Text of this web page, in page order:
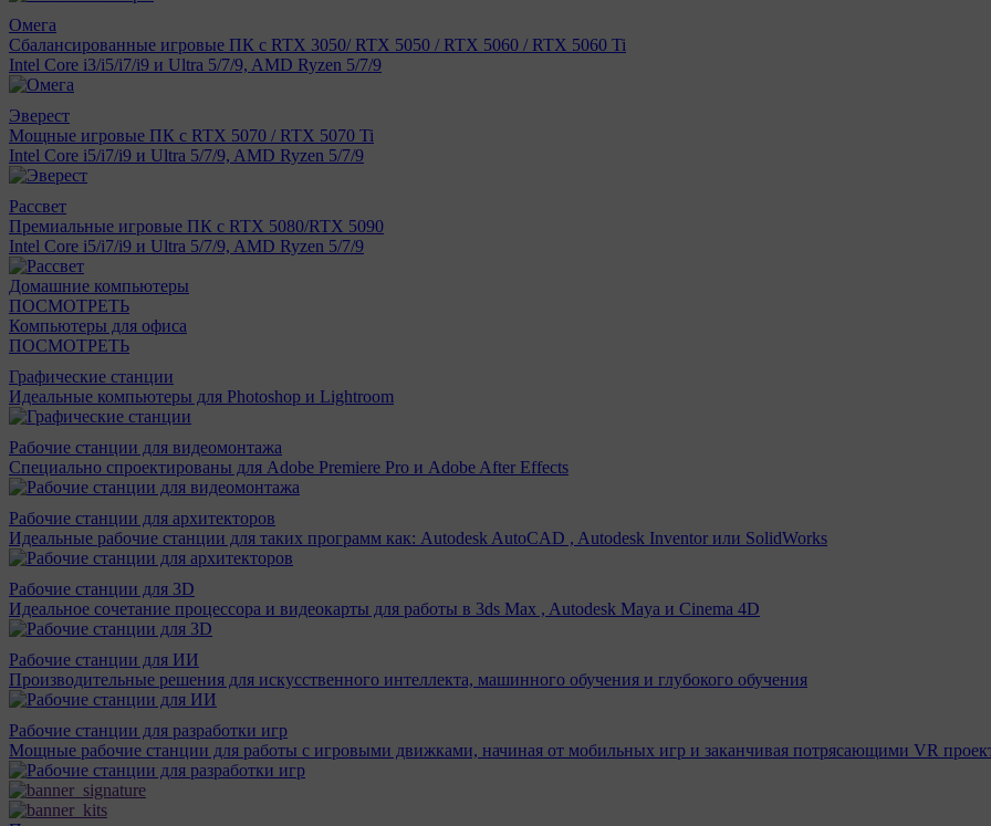
Омега
Сбалансированные игровые ПК с RTX 3050/ RTX 5050 / RTX 5060 / RTX 5060 Ti
Intel Core i3/i5/i7/i9 и Ultra 5/7/9, AMD Ryzen 5/7/9
Эверест
Мощные игровые ПК с RTX 5070 / RTX 5070 Ti
Intel Core i5/i7/i9 и Ultra 5/7/9, AMD Ryzen 5/7/9
Рассвет
Премиальные игровые ПК с RTX 5080/RTX 5090
Intel Core i5/i7/i9 и Ultra 5/7/9, AMD Ryzen 5/7/9
Домашние компьютеры
ПОСМОТРЕТЬ
Компьютеры для офиса
ПОСМОТРЕТЬ
Графические станции
Идеальные компьютеры для Photoshop и Lightroom
Рабочие станции для видеомонтажа
Специально спроектированы для Adobe Premiere Pro и Adobe After Effects
Рабочие станции для архитекторов
Идеальные рабочие станции для таких программ как: Autodesk AutoCAD , Autodesk Inventor или SolidWorks
Рабочие станции для 3D
Идеальное сочетание процессора и видеокарты для работы в 3ds Max , Autodesk Maya и Cinema 4D
Рабочие станции для ИИ
Производительные решения для искусственного интеллекта, машинного обучения и глубокого обучения
Рабочие станции для разработки игр
Мощные рабочие станции для работы с игровыми движками, начиная от мобильных игр и заканчивая потрясающими VR